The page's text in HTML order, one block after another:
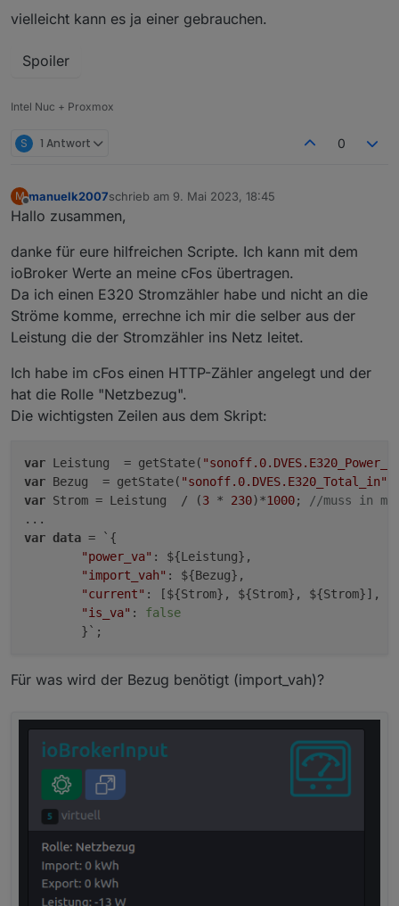
vielleicht kann es ja einer gebrauchen.
Spoiler
Intel Nuc + Proxmox
S 1 Antwort 0
M
Offline
manuelk2007schrieb am 9. Mai 2023, 18:45
zuletzt editiert von
Hallo zusammen,
danke für eure hilfreichen Scripte. Ich kann mit dem
ioBroker Werte an meine cFos übertragen.
Da ich einen E320 Stromzähler habe und nicht an die
Ströme komme, errechne ich mir die selber aus der
Leistung die der Stromzähler ins Netz leitet.
Ich habe im cFos einen HTTP-Zähler angelegt und der
hat die Rolle "Netzbezug".
Die wichtigsten Zeilen aus dem Skript:
var Leistung  = getState(
var Bezug  = getState( "sonoff.0.DVES.E320_Total_in"
var Strom = Leistung  / (3 * 230)*1000;
//muss in mA
var data = `{
"power_va" : ${Leistung},
"import_vah" : ${Bezug},
"current" : [${Strom}, ${Strom}, ${Strom}],
"is_va" : false
Für was wird der Bezug benötigt (import_vah)?